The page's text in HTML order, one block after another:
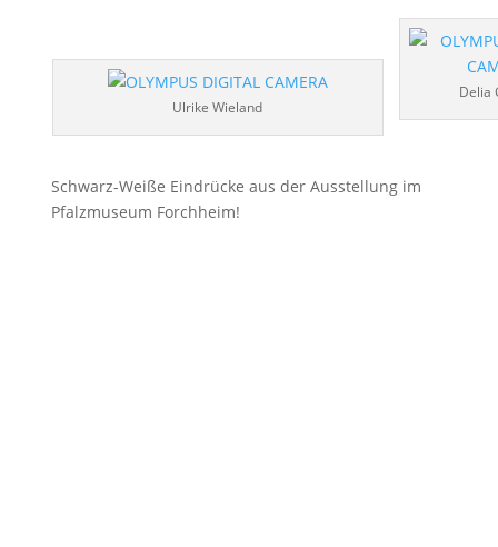
Ulrike Wieland
Delia
Schwarz-Weiße Eindrücke aus der Ausstellung im
Pfalzmuseum Forchheim!